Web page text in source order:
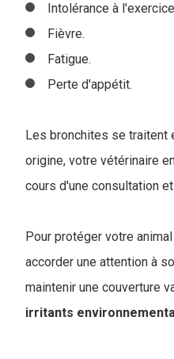
Intolérance à
Fièvre.
Fatigue.
Perte d'appétit.
Les bronchites se traitent
origine, votre vétérinaire
cours d'une consultation
Pour protéger votre
accorder une attention à
maintenir une couverture
irritants